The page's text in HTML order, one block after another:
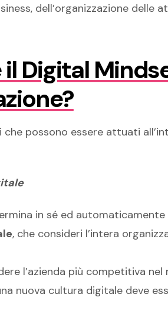
dell’organizzazione delle
Digital
possono essere attuati
in sé ed
, che consideri l’intera
l’azienda più competitiva
nuova cultura digitale deve